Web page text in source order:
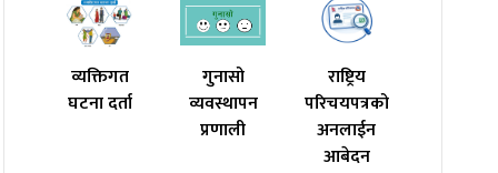
व्यक्तिगत
घटना दर्ता
गुनासो
व्यवस्थापन
प्रणाली
राष्ट्रिय
परिचयपत्रको
अनलाईन
आबेदन